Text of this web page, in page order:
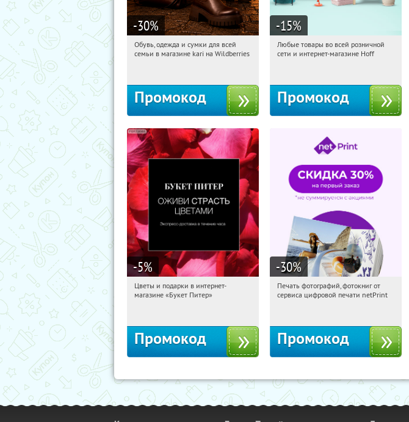
-30%
04:41:52 Получили:
Обувь, одежда и сумки для всей
семьи в магазине kari на Wildberries
Промокод
-15%
04:41:52 Получили:
Любые товары во всей розничной
сети и интернет-магазине Hoff
Промокод
-5%
04:41:52
Получи первым!
Цветы и подарки в интернет-
магазине «Букет Питер»
Промокод
-30%
04:41:52 Получили:
Печать фотографий, фотокниг от
сервиса цифровой печати netPrint
Промокод